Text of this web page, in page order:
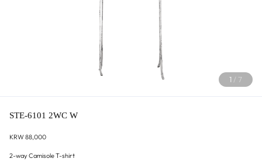
1 / 7
STE-6101 2WC W
KRW 88,000
2-way Camisole T-shirt